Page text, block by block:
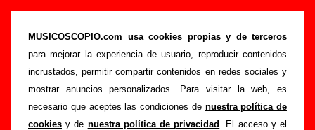
MUSICOSCOPIO.com usa cookies propias y de terceros
para mejorar la experiencia de usuario, reproducir contenidos
incrustados, permitir compartir contenidos en redes sociales y
mostrar anuncios personalizados. Para visitar la web, es
necesario que aceptes las condiciones de nuestra política de
cookies y de nuestra política de privacidad . El acceso y el
“Estrenos T.V.”, canción de Sr. Chinarro (Letra
e información)
Portada >Sr. Chinarro >Canciones >Estrenos T.V.
Esta página pretende recopilar todo tipo de información
sobre lacanción "Estrenos T.V. " interpretada por
Chinarro. Además de su letra, también aparecerá